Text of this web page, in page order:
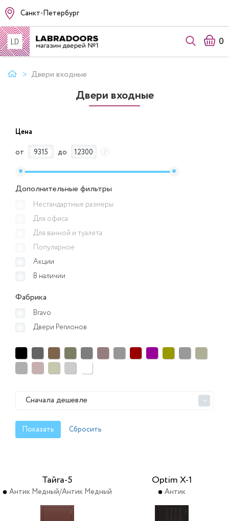
Санкт-Петербург
0
Двери входные
Двери входные
Цена
от
до ₽
Дополнительные фильтры
Нестандартные размеры
Для офиса
Для ванной и туалета
Популярное
Акции
В наличии
Фабрика
Bravo
Двери Регионов
Сначала дешевле >
Тайга-5
Антик Медный/Антик Медный
Optim X-1
Антик